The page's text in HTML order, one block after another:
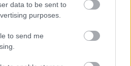
data to be sent to
purposes.
to send me